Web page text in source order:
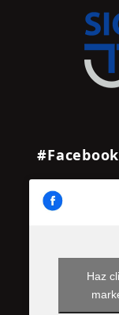
#Facebook
Haz